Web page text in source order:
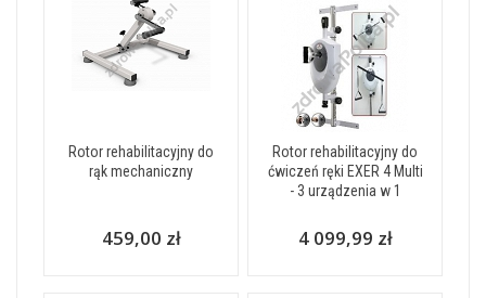
Rotor rehabilitacyjny do
rąk mechaniczny
459,00 zł
Rotor rehabilitacyjny do
ćwiczeń ręki EXER 4 Multi
- 3 urządzenia w 1
4 099,99 zł